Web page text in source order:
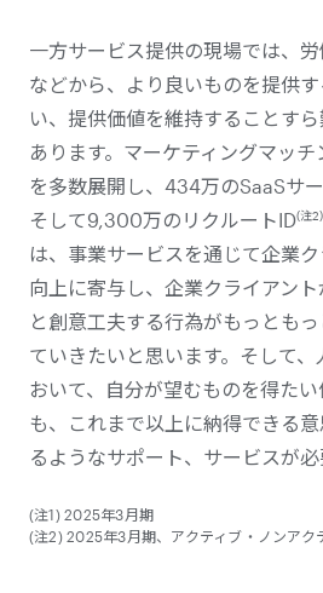
一方サービス提供の現場では、
などから、より良いものを提供
い、提供価値を維持することす
あります。マーケティングマッ
を多数展開し、434万のSaaSサ
そして9,300万のリクルートID(注2)
は、事業サービスを通じて企業
向上に寄与し、企業クライアン
と創意工夫する行為がもっとも
ていきたいと思います。そして
おいて、自分が望むものを得た
も、これまで以上に納得できる
るようなサポート、サービスが必
(注1) 2025年3月期
(注2) 2025年3月期、アクティブ・ノンアク